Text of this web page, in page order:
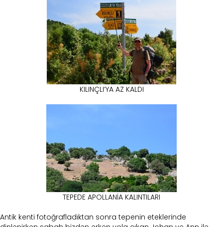
KILINÇLI’YA AZ KALDI
TEPEDE APOLLANİA KALINTILARI
Antik kenti fotoğrafladıktan sonra tepenin eteklerinde